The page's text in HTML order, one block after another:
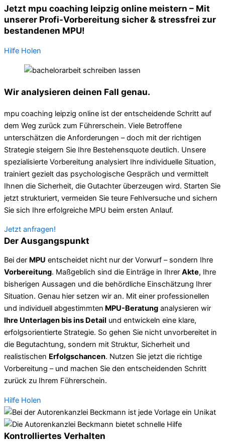
Jetzt mpu coaching leipzig online meistern – Mit
unserer Profi-Vorbereitung sicher & stressfrei zur
bestandenen MPU!
Hilfe Holen
Wir analysieren deinen Fall genau.
mpu coaching leipzig online ist der entscheidende Schritt auf
dem Weg zurück zum Führerschein. Viele Betroffene
unterschätzen die Anforderungen – doch mit der richtigen
Strategie steigern Sie Ihre Bestehensquote deutlich. Unsere
spezialisierte Vorbereitung analysiert Ihre individuelle Situation,
trainiert gezielt das psychologische Gespräch und vermittelt
Ihnen die Sicherheit, die Gutachter überzeugen wird. Starten Sie
jetzt strukturiert, vermeiden Sie teure Fehlversuche und sichern
Sie sich Ihre erfolgreiche MPU beim ersten Anlauf.
Jetzt anfragen!
Der Ausgangspunkt
Bei der MPU entscheidet nicht nur der Vorwurf – sondern Ihre
Vorbereitung. Maßgeblich sind die Einträge in Ihrer Akte, Ihre
bisherigen Aussagen und die behördliche Einschätzung Ihrer
Situation. Genau hier setzen wir an. Mit einer professionellen
und individuell abgestimmten MPU-Beratung analysieren wir
Ihre Unterlagen bis ins Detail und entwickeln eine klare,
erfolgsorientierte Strategie. So gehen Sie nicht unvorbereitet in
die Begutachtung, sondern mit Struktur, Sicherheit und
realistischen Erfolgschancen. Nutzen Sie jetzt die richtige
Vorbereitung – und machen Sie den entscheidenden Schritt
zurück zu Ihrem Führerschein.
Hilfe Holen
Kontrolliertes Verhalten